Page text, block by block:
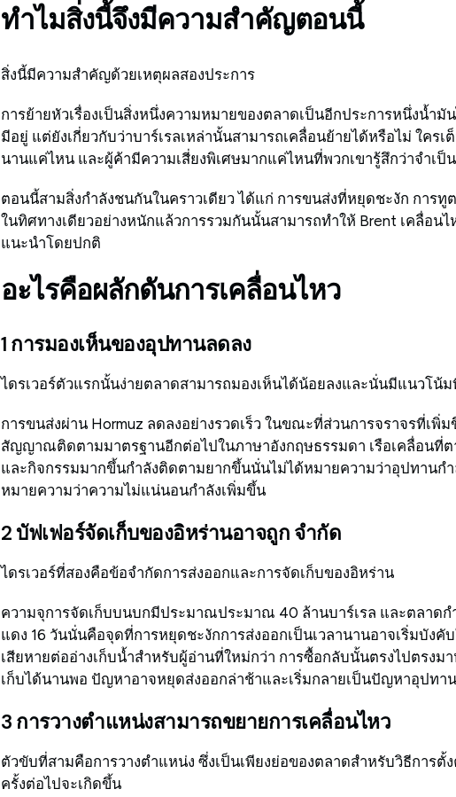
ทำไมสิ่งนี้จึงมีความสำคัญตอนนี้
สิ่งนี้มีความสำคัญด้วยเหตุผลสองประการ
การย้ายหัวเรื่องเป็นสิ่งหนึ่งความหมายของตลาดเป็นอีกประการหนึ่งน้ำมั
มีอยู่ แต่ยังเกี่ยวกับว่าบาร์เรลเหล่านั้นสามารถเคลื่อนย้ายได้หรือไม่ ใคร
นานแค่ไหน และผู้ค้ามีความเสี่ยงพิเศษมากแค่ไหนที่พวกเขารู้สึกว่าจำเป็
ตอนนี้สามสิ่งกำลังชนกันในคราวเดียว ได้แก่ การขนส่งที่หยุดชะงัก การทู
ในทิศทางเดียวอย่างหนักแล้วการรวมกันนั้นสามารถทำให้ Brent เคลื่อนไ
แนะนำโดยปกติ
อะไรคือผลักดันการเคลื่อนไหว
1 การมองเห็นของอุปทานลดลง
ไดรเวอร์ตัวแรกนั้นง่ายตลาดสามารถมองเห็นได้น้อยลงและนั่นมีแนวโน้
การขนส่งผ่าน Hormuz ลดลงอย่างรวดเร็ว ในขณะที่ส่วนการจราจรที่เพิ่
สัญญาณติดตามมาตรฐานอีกต่อไปในภาษาอังกฤษธรรมดา เรือเคลื่อนที่
และกิจกรรมมากขึ้นกำลังติดตามยากขึ้นนั่นไม่ได้หมายความว่าอุปทานก
หมายความว่าความไม่แน่นอนกำลังเพิ่มขึ้น
2 บัฟเฟอร์จัดเก็บของอิหร่านอาจถูก จำกัด
ไดรเวอร์ที่สองคือข้อจำกัดการส่งออกและการจัดเก็บของอิหร่าน
ความจุการจัดเก็บบนบกมีประมาณประมาณ 40 ล้านบาร์เรล และตลาดก
แดง 16 วันนั่นคือจุดที่การหยุดชะงักการส่งออกเป็นเวลานานอาจเริ่มบังคั
เสียหายต่ออ่างเก็บน้ำสำหรับผู้อ่านที่ใหม่กว่า การซื้อกลับนั้นตรงไปตรงม
เก็บได้นานพอ ปัญหาอาจหยุดส่งออกล่าช้าและเริ่มกลายเป็นปัญหาอุปทา
3 การวางตำแหน่งสามารถขยายการเคลื่อนไหว
ตัวขับที่สามคือการวางตำแหน่ง ซึ่งเป็นเพียงย่อของตลาดสำหรับวิธีการตั้
ครั้งต่อไปจะเกิดขึ้น